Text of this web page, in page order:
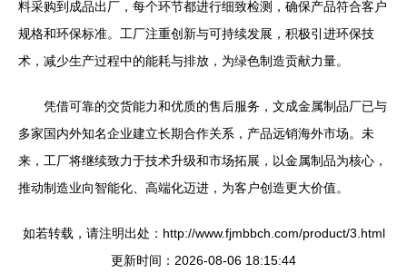
料采购到成品出厂，每个环节都进行细致检测，确保产品符合客户
规格和环保标准。工厂注重创新与可持续发展，积极引进环保技
术，减少生产过程中的能耗与排放，为绿色制造贡献力量。
凭借可靠的交货能力和优质的售后服务，文成金属制品厂已与
多家国内外知名企业建立长期合作关系，产品远销海外市场。未
来，工厂将继续致力于技术升级和市场拓展，以金属制品为核心，
推动制造业向智能化、高端化迈进，为客户创造更大价值。
如若转载，请注明出处：http://www.fjmbbch.com/product/3.html
更新时间：2026-08-06 18:15:44